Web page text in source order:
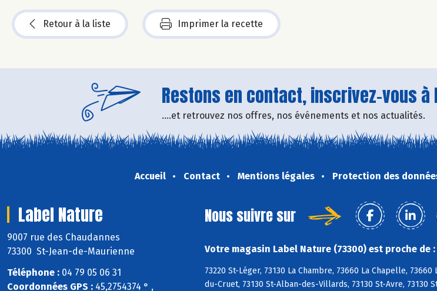
Retour à la liste Imprimer la recette
Restons en contact, inscrivez-vous
....et retrouvez nos offres, nos événements et nos actualités.
Accueil Contact Mentions légales Protection des
Label Nature
9007 rue des Chaudannes
73300 St-Jean-de-Maurienne
Téléphone : 04 79 05 06 31
Coordonnées GPS : 45,2754374 ° ,
Nous suivre sur
Votre magasin Label Nature (73300) est proche de :
73220 St-Léger, 73130 La Chambre, 73660 La Chapelle,
du-Cruet, 73130 St-Alban-des-Villards, 73130 St-Avre, 73130